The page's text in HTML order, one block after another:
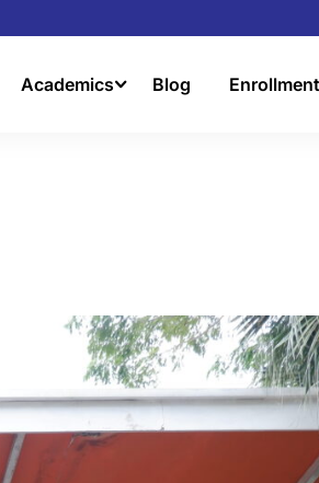
Academics Blog Enrollment